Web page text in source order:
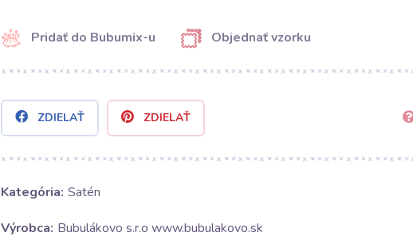
Pridať do Bubumix-u Objednať vzorku
ZDIELAŤ ZDIELAŤ
Kategória: Satén
Výrobca: Bubulákovo s.r.o www.bubulakovo.sk